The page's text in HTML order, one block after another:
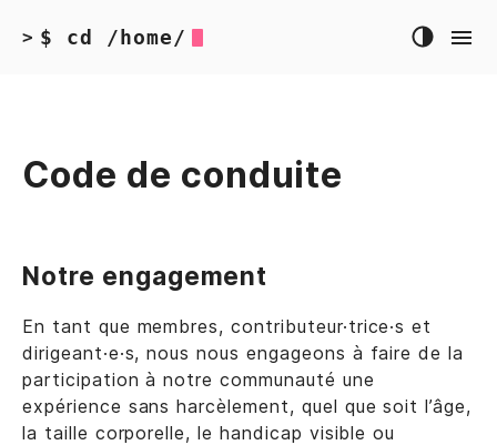
> $ cd /home/
Code de conduite
Notre engagement
En tant que membres, contributeur·trice·s et
dirigeant·e·s, nous nous engageons à faire de la
participation à notre communauté une
expérience sans harcèlement, quel que soit l’âge,
la taille corporelle, le handicap visible ou